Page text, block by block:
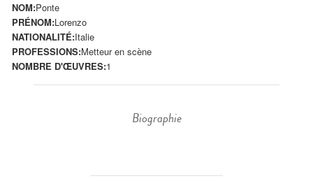
NOM:Ponte
PRÉNOM:Lorenzo
NATIONALITÉ:Italie
PROFESSIONS:Metteur en scène
NOMBRE D'ŒUVRES:1
Biographie